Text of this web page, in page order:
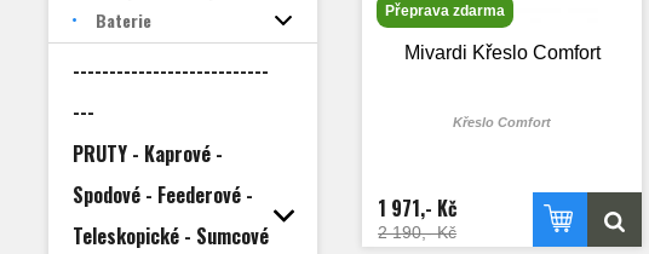
Baterie
---------------------------
---
PRUTY - Kaprové -
Spodové - Feederové -
Teleskopické - Sumcové
Přeprava zdarma
Mivardi Křeslo Comfort
Křeslo Comfort
1 971,- Kč
2 190,- Kč